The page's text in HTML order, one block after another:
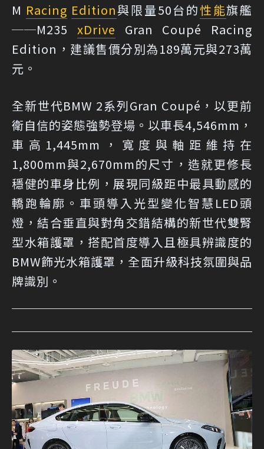
M Racing Edition與限量50台的性能旗艦
──M235 xDrive Gran Coupé Racing
Edition，建議售價分別為189萬元與273萬
元。
全新世代BMW 2系列Gran Coupé，以更前
衛自信的姿態強勢登場。以車長4,546mm，
車高1,445mm，寬度與軸距維持在
1,800mm與2,670mm的尺寸，造就更修長
穩健的車身比例，展現同級距中最具動感的
轎跑輪廓。車頭導入光型變化智慧LED頭
燈，結合垂直與對角交錯結構的新世代雙腎
型水箱護罩，搭配首度導入且極具辨識度的
BMW飾光水箱護罩，全面升級科技氛圍與品
牌識別。